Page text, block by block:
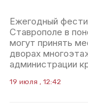
Ежегодный
Ставрополе в
могут принять
дворах
администрации
19 июля , 12:42